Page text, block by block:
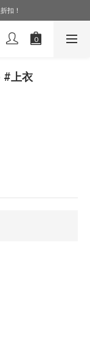
！
扣！
！
上衣